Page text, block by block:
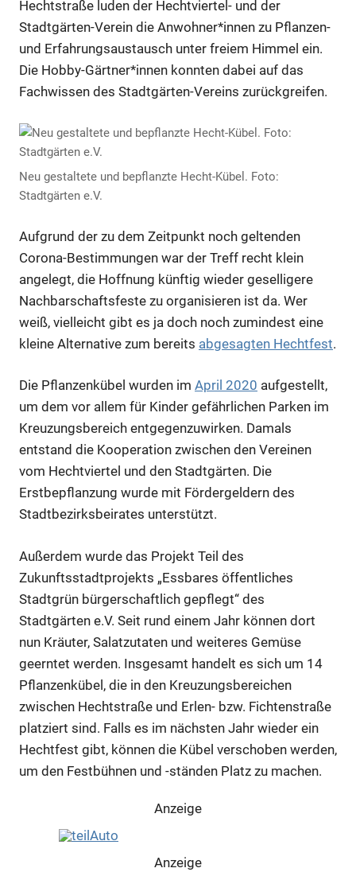
Hechtstraße luden der Hechtviertel- und der
Stadtgärten-Verein die Anwohner*innen zu Pflanzen-
und Erfahrungsaustausch unter freiem Himmel ein.
Die Hobby-Gärtner*innen konnten dabei auf das
Fachwissen des Stadtgärten-Vereins zurückgreifen.
Neu gestaltete und bepflanzte Hecht-Kübel. Foto:
Stadtgärten e.V.
Aufgrund der zu dem Zeitpunkt noch geltenden
Corona-Bestimmungen war der Treff recht klein
angelegt, die Hoffnung künftig wieder geselligere
Nachbarschaftsfeste zu organisieren ist da. Wer
weiß, vielleicht gibt es ja doch noch zumindest eine
kleine Alternative zum bereits abgesagten Hechtfest.
Die Pflanzenkübel wurden im April 2020 aufgestellt,
um dem vor allem für Kinder gefährlichen Parken im
Kreuzungsbereich entgegenzuwirken. Damals
entstand die Kooperation zwischen den Vereinen
vom Hechtviertel und den Stadtgärten. Die
Erstbepflanzung wurde mit Fördergeldern des
Stadtbezirksbeirates unterstützt.
Außerdem wurde das Projekt Teil des
Zukunftsstadtprojekts „Essbares öffentliches
Stadtgrün bürgerschaftlich gepflegt“ des
Stadtgärten e.V. Seit rund einem Jahr können dort
nun Kräuter, Salatzutaten und weiteres Gemüse
geerntet werden. Insgesamt handelt es sich um 14
Pflanzenkübel, die in den Kreuzungsbereichen
zwischen Hechtstraße und Erlen- bzw. Fichtenstraße
platziert sind. Falls es im nächsten Jahr wieder ein
Hechtfest gibt, können die Kübel verschoben werden,
um den Festbühnen und -ständen Platz zu machen.
Anzeige
Anzeige